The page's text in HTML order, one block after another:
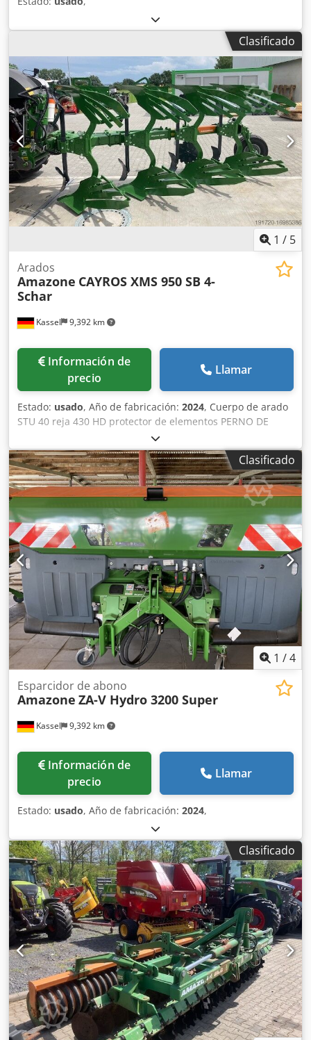
Clasificado
1 / 5
Kassel 9,392 km
Arados
Amazone CAYROS XMS 950 SB 4-
Schar
Información de
precio
Llamar
Estado: usado, Año de fabricación: 2024, Cuerpo de arado
STU 40 reja 430 HD protector de elementos PERNO DE
SEGURIDAD / Crsdpfjuhnlmsx Al Ref
Clasificado
1 /4
Kassel 9,392 km
Esparcidor de abono
Amazone ZA-V Hydro 3200 Super
Información de
precio
Llamar
Estado: usado, Año de fabricación: 2024,
Clasificado